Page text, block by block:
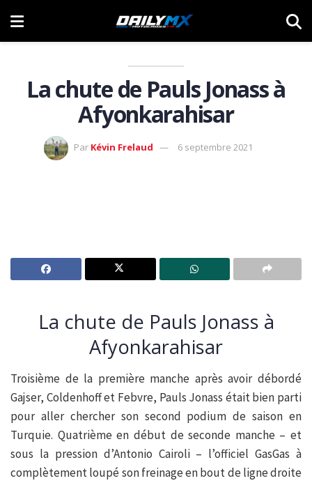
La chute de Pauls Jonass à
Afyonkarahisar
Par Kévin Frelaud 6 septembre 2021
La chute de Pauls Jonass à
Afyonkarahisar
Troisième de la première manche après avoir débordé
Gajser, Coldenhoff et Febvre, Pauls Jonass était bien parti
pour aller chercher son second podium de saison en
Turquie. Quatrième en début de seconde manche – et
sous la pression d’Antonio Cairoli – l’officiel GasGas à
complètement loupé son freinage en bout de ligne droite